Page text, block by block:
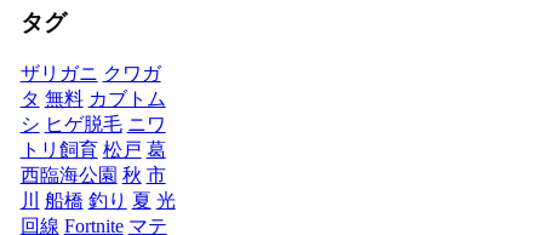
タグ
ザリガニ クワガ
タ 無料 カブトム
シ ヒゲ脱毛 ニワ
トリ飼育 松戸 葛
西臨海公園 秋 市
川
船橋 釣り 夏 光
回線 Fortnite マテ